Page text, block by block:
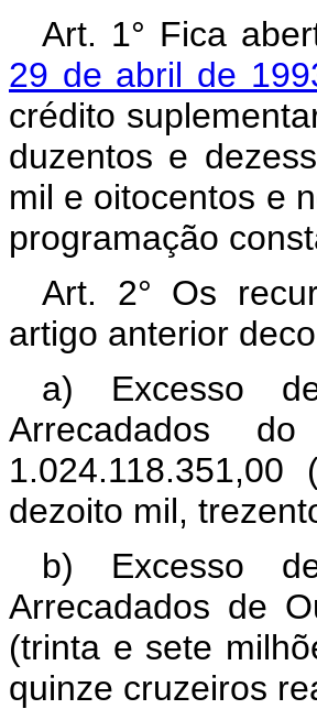
Art. 1° Fica
29 de abril de
crédito
duzentos e
mil e oitocentos e
programação
Art. 2° Os
artigo anterior
a) Excesso
Arrecadados
dezoito mil,
b) Excesso
Arrecadados de
(trinta e sete
quinze cruzeiros